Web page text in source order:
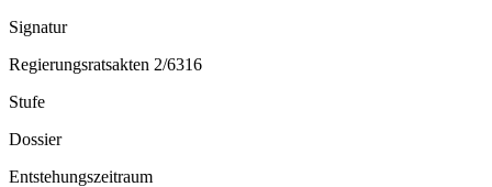
Signatur
Regierungsratsakten 2/6316
Stufe
Dossier
Entstehungszeitraum